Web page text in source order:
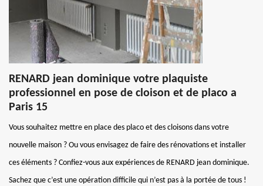
RENARD jean dominique votre plaquiste
professionnel en pose de cloison et de placo a
Paris 15
Vous souhaitez mettre en place des placo et des cloisons dans votre
nouvelle maison ? Ou vous envisagez de faire des rénovations et installer
ces éléments ? Confiez-vous aux expériences de RENARD jean dominique.
Sachez que c’est une opération difficile qui n’est pas à la portée de tous !